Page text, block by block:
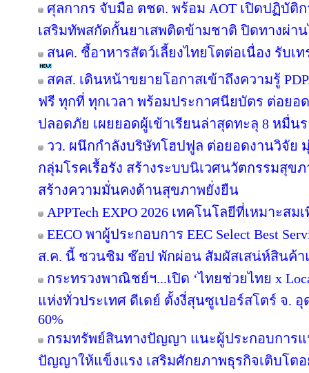
ศุลกากร จับมือ ตชด. พร้อม AOT เปิดปฏิบัติก
เสริมทัพสกัดกั้นยาเสพติดข้ามชาติ ปิดทางผ่
สนค. ชี้อาหารสัตว์เลี้ยงไทยโตต่อเนื่อง รับเ
สคส. เดินหน้าขยายโอกาสเข้าถึงความรู้
ฟรี ทุกที่ ทุกเวลา พร้อมประกาศนียบัตร ต่อย
ปลอดภัย เผยยอดผู้เข้าเรียนล่าสุดทะลุ 8 หมื่น
วว. ผนึกกำลังบริษัทโฮปฟูล ต่อยอดงานวิจัย
กลุ่มโรคเรื้อรัง สร้างระบบนิเวศนวัตกรรมสุข
สร้างความมั่นคงด้านสุขภาพยั่งยืน
APPTech EXPO 2026 เทคโนโลยีที่เหมาะ
EECO พาผู้ประกอบการ EEC Select Best
ส.ค. นี้ ชวนชิม ช๊อป พักผ่อน สัมผัสเสน่ห์สินค้
กระทรวงพาณิชย์ฯ...เปิด ‘ไทยช่วยไทย x
แห่งทั่วประเทศ ดีเดย์ ตั้งงี่สุนซูเปอร์สโตร์ จ.
60%
กรมทรัพย์สินทางปัญญา แนะผู้ประกอบการ
ปัญญาให้แข็งแรง เสริมศักยภาพธุรกิจเติบโต